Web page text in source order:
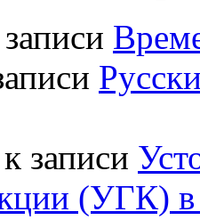
к записи
(УГК) в